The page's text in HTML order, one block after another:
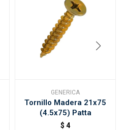
GENERICA
Tornillo Madera 21x75
(4.5x75) Patta
$ 4